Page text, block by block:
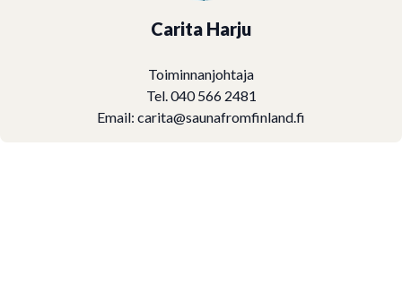
Carita Harju
Toiminnanjohtaja
Tel. 040 566 2481
Email: carita@saunafromfinland.fi